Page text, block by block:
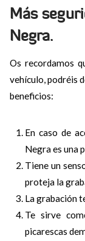
Más
Negra.
Os recordamos
vehículo, podréis
beneficios:
En caso de
Negra es una
Tiene un
proteja la
La grabación
Te sirve
picarescas